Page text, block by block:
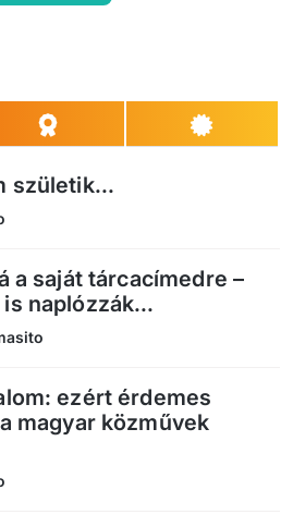
születik...
a saját tárcacímedre –
naplózzák...
ezért érdemes
magyar közművek